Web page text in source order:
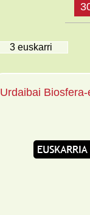
3 euskarri
Urdaibai